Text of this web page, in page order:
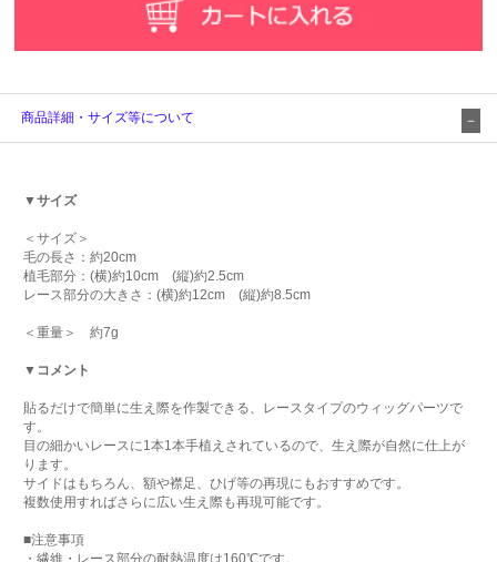
商品詳細・サイズ等について
▼サイズ
＜サイズ＞
毛の長さ：約20cm
植毛部分：(横)約10cm (縦)約2.5cm
レース部分の大きさ：(横)約12cm (縦)約8.5cm
＜重量＞ 約7g
▼コメント
貼るだけで簡単に生え際を作製できる、レースタイプのウィッグパーツで
す。
目の細かいレースに1本1本手植えされているので、生え際が自然に仕上が
ります。
サイドはもちろん、額や襟足、ひげ等の再現にもおすすめです。
複数使用すればさらに広い生え際も再現可能です。
■注意事項
・繊維・レース部分の耐熱温度は160℃です。